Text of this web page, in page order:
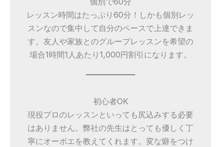
レッスン時間はたっぷり60分！しかも個別レッ
スンなので集中して自分のペースで上達できま
す。友人や家族とのグループレッスンを希望の
場合1時間1人あたり1,000円割引になります。
初心者OK
現役プロのレッスンといっても尻込みする必要
はありません。弊社の先生はとっても優しく丁
寧にオーボエを教えてくれます。変な癖をつけ